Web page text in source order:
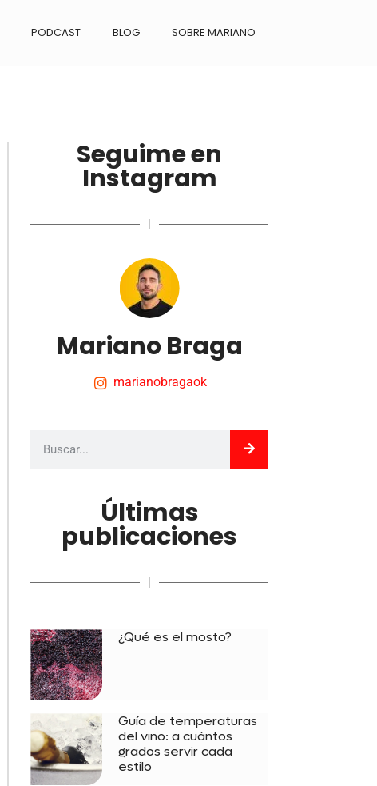
PODCAST BLOG SOBRE MARIANO
Seguime en
Instagram
|
Mariano Braga
marianobragaok
Últimas
publicaciones
|
¿Qué es el mosto?
Guía de temperaturas
del vino: a cuántos
grados servir cada
estilo